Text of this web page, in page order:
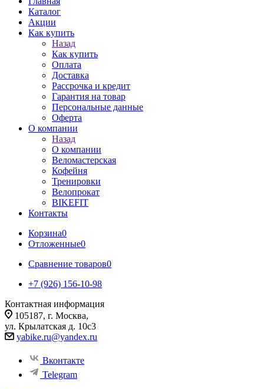
Каталог
Акции
Как купить
Назад
Как купить
Оплата
Доставка
Рассрочка и кредит
Гарантия на товар
Персональные данные
Оферта
О компании
Назад
О компании
Веломастерская
Кофейня
Тренировки
Велопрокат
BIKEFIT
Контакты
Корзина0
Отложенные0
Сравнение товаров0
+7 (926) 156-10-98
Контактная информация
105187, г. Москва,
ул. Крылатская д. 10с3
yabike.ru@yandex.ru
Вконтакте
Telegram